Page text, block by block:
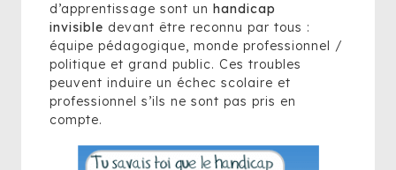
d’apprentissage sont un handicap
invisible devant être reconnu par tous :
équipe pédagogique, monde professionnel /
politique et grand public. Ces troubles
peuvent induire un échec scolaire et
professionnel s’ils ne sont pas pris en
compte.